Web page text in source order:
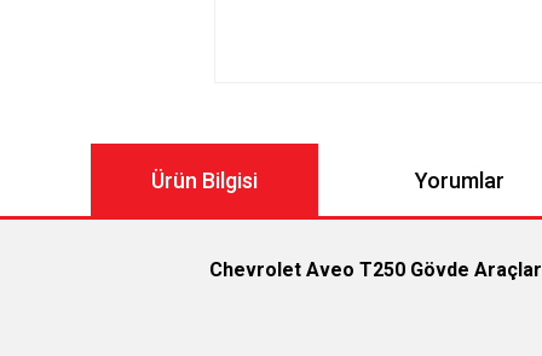
Ürün Bilgisi Yorumlar
Chevrolet Aveo T250 Gövde